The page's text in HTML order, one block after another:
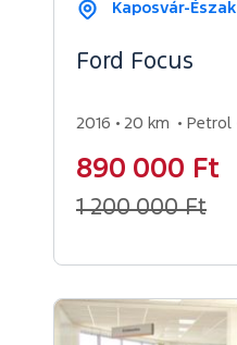
Kaposvár-Észak
Ford Focus
2016 20 km Petrol
890 000 Ft
1 200 000 Ft